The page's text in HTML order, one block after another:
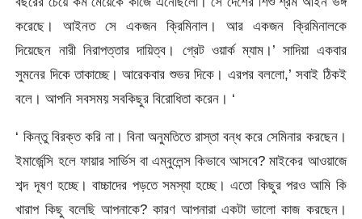
করেছে। আইনত সে একজন ক্রিমিনাল। আর একজন ক্রিমিনালকে
দিয়েছেন নারী নিরাপত্তার দায়িত্ব। গ্রেট ওয়ার্ক ম্যাম।’ সাদিয়া একবার
সুমনের দিকে তাকাচ্ছে। আরেকবার শুভর দিকে। এরপর বললো,’ সবাই ঠিকই
বলে। আপনি সবসময় সবকিছুর বিরোধিতা করেন। ‘
‘ কিন্তু বিরক্ত করি না। বিনা অনুমতিতে রাস্তা বন্ধ করে সেমিনার করছেন।
ইমার্জেন্সি হলে ফায়ার সার্ভিস বা এম্বুলেন্স কিভাবে আসবে? মাইকের আওয়াজে
শব্দ দূষণ হচ্ছে। বাচ্চাদের পড়তে সমস্যা হচ্ছে। এতো কিছুর পরও আমি কি
খারাপ কিছু বলেছি আপনাকে? কারণ আপনারা একটা ভালো কাজ করছেন।